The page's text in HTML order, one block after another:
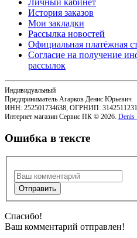
История заказов
Мои закладки
Рассылка новостей
Официальная платёжная
Согласие на получение
рассылок
Индивидуальный
Предприниматель Агарков Денис Юрьевич
ИНН: 252501734638, ОГРНИП:
Интернет магазин Сервис ПК © 2026.
Ошибка в тексте
Спасибо!
Ваш комментарий отправлен!